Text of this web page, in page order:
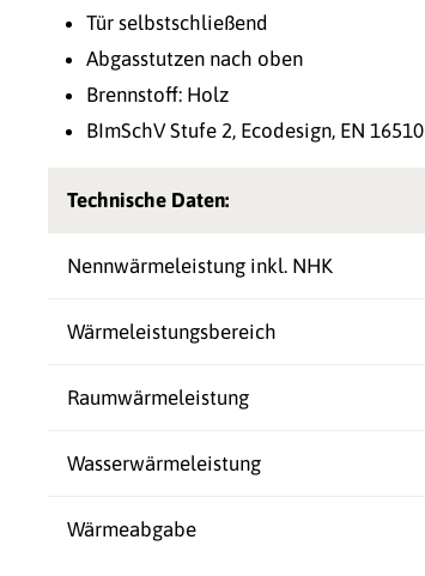
Tür selbstschließend
Abgasstutzen nach oben
Brennstoff: Holz
BImSchV Stufe 2, Ecodesign, EN 16510
Technische Daten:
Nennwärmeleistung inkl. NHK
Wärmeleistungsbereich
Raumwärmeleistung
Wasserwärmeleistung
Wärmeabgabe